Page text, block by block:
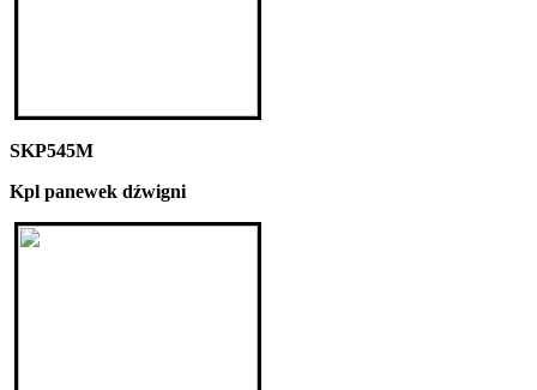
SKP545M
Kpl panewek dźwigni